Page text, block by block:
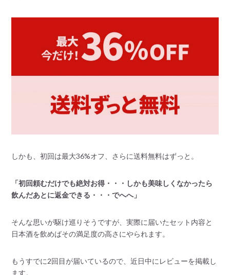
しかも、初回は最大36%オフ、さらに送料無料はずっと。
「初回頼むだけでも絶対お得・・・しかも美味しくなかったら
飲んだあとに返金できる・・・でへへ」
そんな思いが駆け巡りそうですが、実際に届いたセット内容と
日本酒を飲めばその満足度の高さにやられます。
もうすでに2回目が届いているので、近日中にレビューを掲載し
ます。